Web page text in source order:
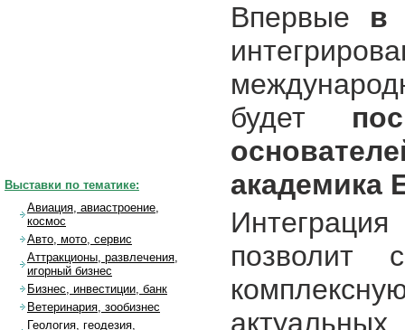
Впервые в
будет
академика
позволит
Выставки по тематике:
Авиация, авиастроение,
космос
Авто, мото, сервис
Аттракционы, развлечения,
игорный бизнес
Бизнес, инвестиции, банк
Ветеринария, зообизнес
Геология, геодезия,